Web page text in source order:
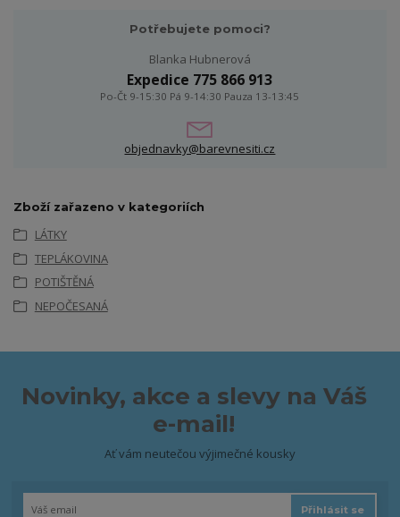
Potřebujete pomoci?
Blanka Hubnerová
Expedice 775 866 913
Po-Čt 9-15:30 Pá 9-14:30 Pauza 13-13:45
objednavky@barevnesiti.cz
Zboží zařazeno v kategoriích
LÁTKY
TEPLÁKOVINA
POTIŠTĚNÁ
NEPOČESANÁ
Novinky, akce a slevy na Váš
e-mail!
Ať vám neutečou výjimečné kousky
Přihlásit se